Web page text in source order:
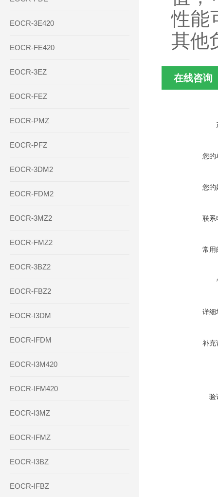
EOCR-3E420
EOCR-FE420
EOCR-3EZ
EOCR-FEZ
EOCR-PMZ
EOCR-PFZ
EOCR-3DM2
EOCR-FDM2
EOCR-3MZ2
EOCR-FMZ2
EOCR-3BZ2
EOCR-FBZ2
EOCR-I3DM
EOCR-IFDM
EOCR-I3M420
EOCR-IFM420
EOCR-I3MZ
EOCR-IFMZ
EOCR-I3BZ
EOCR-IFBZ
性能
其他
在线咨询
您的
您的
联系
常用
详细
补充
验